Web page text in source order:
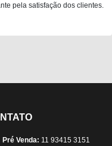
pela satisfação dos clientes.
Pré Venda: 11 93415 3151